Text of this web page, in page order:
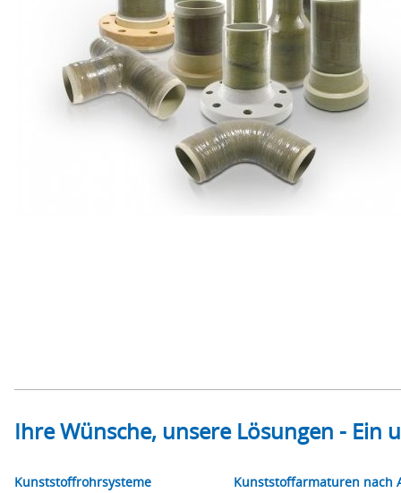
Ihre Wünsche, unsere Lösungen -
Kunststoffrohrsysteme Kunststoffarmaturen nach